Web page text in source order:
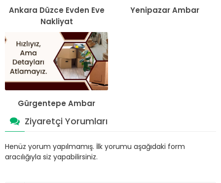
Ankara Düzce Evden Eve
Nakliyat
Yenipazar Ambar
Gürgentepe Ambar
Ziyaretçi Yorumları
Henüz yorum yapılmamış. İlk yorumu aşağıdaki form
aracılığıyla siz yapabilirsiniz.